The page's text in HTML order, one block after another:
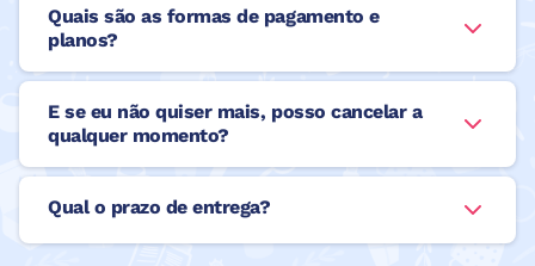
Quais são as formas de pagamento e
planos?
E se eu não quiser mais, posso cancelar a
qualquer momento?
Qual o prazo de entrega?